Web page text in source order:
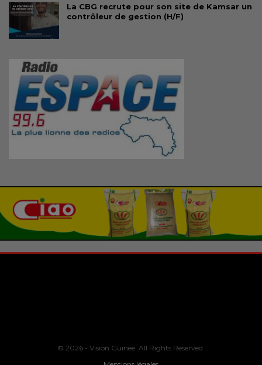
La CBG recrute pour son site de Kamsar un
contrôleur de gestion (H/F)
© 2026 - Vision Guinee. All Rights Reserved.